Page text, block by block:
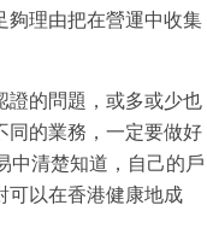
夠理由把在營運中收集
證的問題，或多或少也
同的業務，一定要做好
中清楚知道，自己的戶
可以在香港健康地成